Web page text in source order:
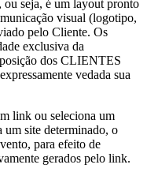
ou seja, é um layout pronto
visual (logotipo,
pelo Cliente. Os
exclusiva da
dos CLIENTES
vedada sua
link ou seleciona um
um site determinado, o
para efeito de
gerados pelo link.